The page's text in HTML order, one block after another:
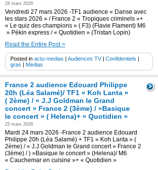
28 mars 2026
Vendredi 27 mars 2026 -TF1 audience « Danse avec
les stars 2026 » / France 2 « Tropiques criminels »+
« Le quiz des champions » ( F3) (Flavie Flament) M6
» Pékin express / « Quotidien » (Tristan Lopin)
Read the Entire Post >
Posted in actu-medias | Audiences TV| Confidentiels |
gras | Médias
France 2 audience Edouard Philippe
20h (Léa Salamé)/ TF1 « Koh Lanta »
( 2ème) / « J.J Goldman le Grand
concert » France 2 (3ème) / »Basique
le concert » ( Helena)+ « Quotidien »
25 mars 2026
Mardi 24 mars 2026 -France 2 audience Edouard
Philippe 20h (Léa Salamé) + TF1 « Koh Lanta » (
2ème) / « J.J Goldman le Grand concert » France 2
(3ème) / ) »Basique le concert » (Helena)/ M6
« Cauchemar en cuisine »+ « Quotidien »